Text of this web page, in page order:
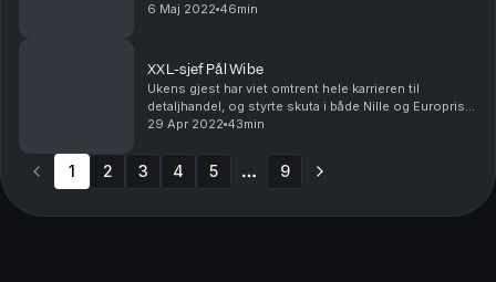
motemagasiner. Nå har hun gått nye - og litt mer
6 Maj 2022 46min
XXL-sjef Pål Wibe
Ukens gjest har viet omtrent hele karrieren til
detaljhandel, og styrte skuta i både Nille og Europris
før han kapret sjefstolen i XXL. I ukens episode
29 Apr 2022 43min
1 2 3 4 5 9